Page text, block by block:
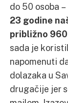
do 50 osoba
23 godine
približno
sada je
napomenuti
dolazaka u
drugačije jer